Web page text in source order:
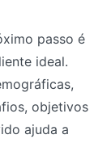
passo é
ideal.
objetivos
ajuda a